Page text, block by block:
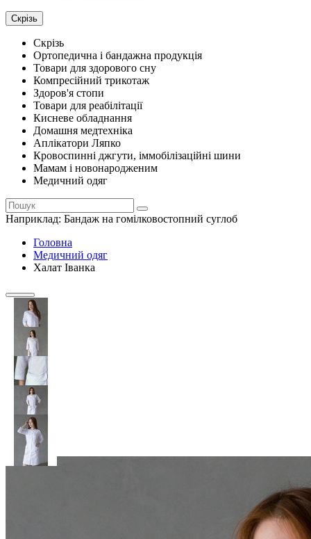
Скрізь
Скрізь
Ортопедична і бандажна продукція
Товари для здорового сну
Компресійний трикотаж
Здоров'я стопи
Товари для реабілітації
Кисневе обладнання
Домашня медтехніка
Аплікатори Ляпко
Кровоспинні джгути, іммобілізаційні шини
Мамам і новонародженим
Медичний одяг
Наприклад: Бандаж на гомілковостопний суглоб
Головна
Медичний одяг
Халат Іванка